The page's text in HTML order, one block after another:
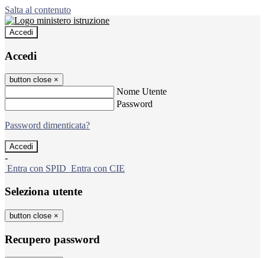
Salta al contenuto
Accedi
Accedi
button close ×
Nome Utente
Password
Password dimenticata?
-
Entra con SPID Entra con CIE
Seleziona utente
button close ×
Recupero password